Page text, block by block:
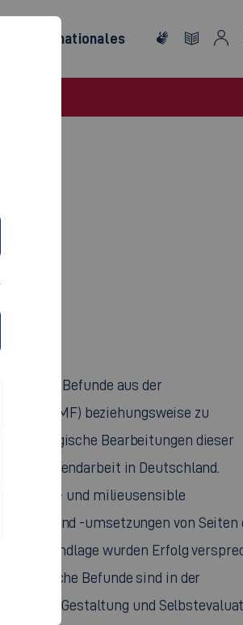
Internationales
Befunde aus der
(GMF) beziehungsweise zu
pädagogische Bearbeitungen dieser
der Jugendarbeit in Deutschland.
, alters- und milieusensible
und -umsetzungen von Seiten
Grundlage wurden Erfolg
Befunde sind in der
Gestaltung und